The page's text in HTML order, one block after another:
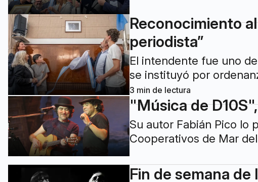
Reconocimiento
periodista”
El intendente fue uno
se instituyó por
3 min de lectura
"Música de
Su autor Fabián Pico lo
Cooperativos de Mar
Fin de semana